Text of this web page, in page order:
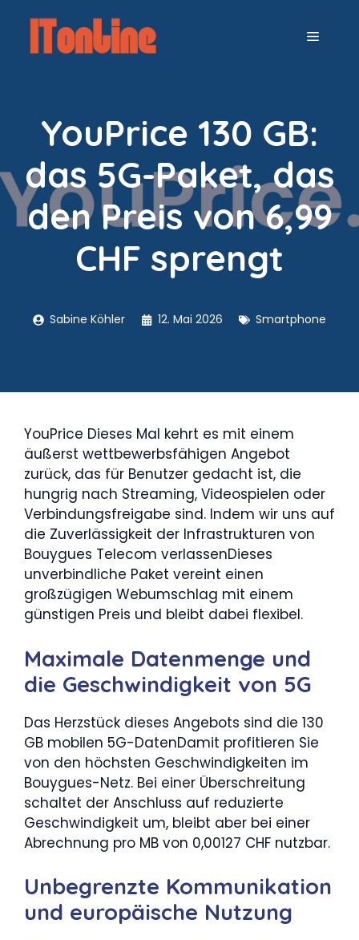
springen
MENÜ
YouPrice 130 GB:
das 5G-Paket, das
den Preis von 6,99
CHF sprengt
Sabine Köhler 12. Mai 2026 Smartphone
YouPrice Dieses Mal kehrt es mit einem
äußerst wettbewerbsfähigen Angebot
zurück, das für Benutzer gedacht ist, die
hungrig nach Streaming, Videospielen oder
Verbindungsfreigabe sind. Indem wir uns auf
die Zuverlässigkeit der Infrastrukturen von
Bouygues Telecom verlassenDieses
unverbindliche Paket vereint einen
großzügigen Webumschlag mit einem
günstigen Preis und bleibt dabei flexibel.
Maximale Datenmenge und
die Geschwindigkeit von 5G
Das Herzstück dieses Angebots sind die 130
GB mobilen 5G-DatenDamit profitieren Sie
von den höchsten Geschwindigkeiten im
Bouygues-Netz. Bei einer Überschreitung
schaltet der Anschluss auf reduzierte
Geschwindigkeit um, bleibt aber bei einer
Abrechnung pro MB von 0,00127 CHF nutzbar.
Unbegrenzte Kommunikation
und europäische Nutzung